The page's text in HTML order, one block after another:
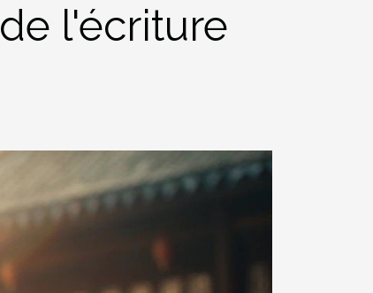
l'écriture